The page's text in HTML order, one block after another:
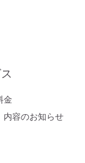
くてお困
べる「鎮
す。
は？
あの空海
方位取り
金
内容のお知らせ